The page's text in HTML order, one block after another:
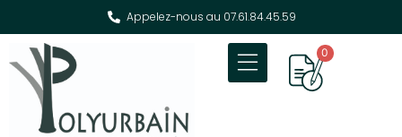
Appelez-nous au 07.61.84.45.59
0